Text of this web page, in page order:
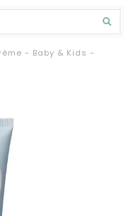
- Baby & Kids -